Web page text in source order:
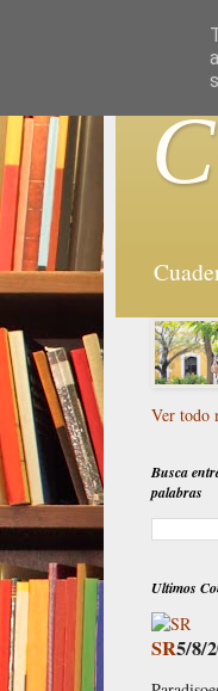
Ver todo
Busca
palabras
Ultimos
SR5/8/